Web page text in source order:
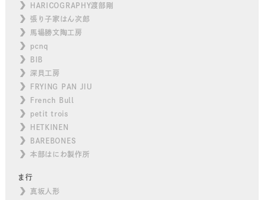
HARICOGRAPHY渡部剛
張り子家はん次郎
馬場勝文陶工房
pcnq
BIB
深貝工房
FRYING PAN JIU
French Bull
petit trois
HETKINEN
BAREBONES
本部はにわ製作所
ま行
真坂人形